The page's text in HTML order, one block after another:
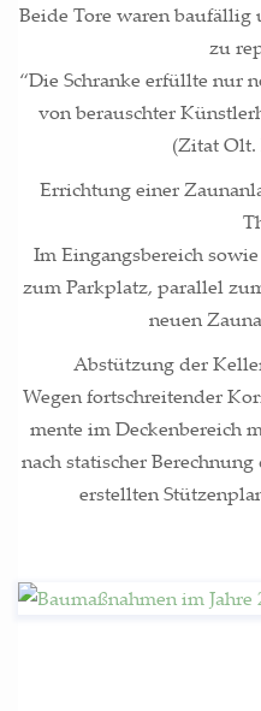
Bei­de Tore waren bau­fäl­lig
zu
“Die Schran­ke erfüll­te nur
von berausch­ter
(Zitat Olt.
Errich­tung einer
Im Ein­gangs­be­reich
zum Park­platz, par­al­lel
neu­en
Abstüt­zung der
Wegen fort­schrei­ten­der
men­te im Decken­be­reich
nach sta­ti­scher
erstell­ten